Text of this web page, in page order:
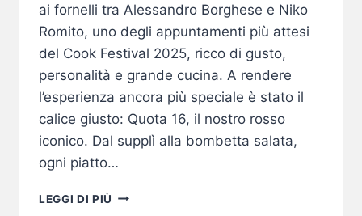
ai fornelli tra Alessandro Borghese e Niko
Romito, uno degli appuntamenti più attesi
del Cook Festival 2025, ricco di gusto,
personalità e grande cucina. A rendere
l’esperienza ancora più speciale è stato il
calice giusto: Quota 16, il nostro rosso
iconico. Dal supplì alla bombetta salata,
ogni piatto…
LEGGI DI PIÙ QUOTA